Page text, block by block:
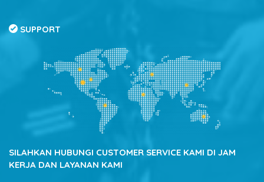
SUPPORT
SILAHKAN HUBUNGI CUSTOMER SERVICE KAMI DI JAM
KERJA DAN LAYANAN KAMI